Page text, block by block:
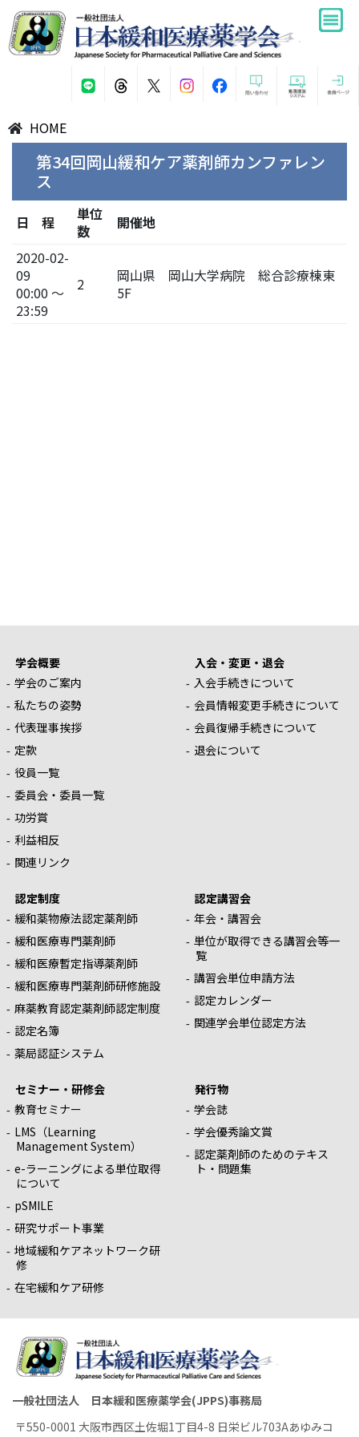
HOME
第34回岡山緩和ケア薬剤師カンファレン
ス
日 程
単位
数
開催地
2020-02-
09
00:00 ～
23:59
2
岡山県 岡山大学病院 総合診療棟東
5F
学会概要
学会のご案内
私たちの姿勢
代表理事挨拶
定款
役員一覧
委員会・委員一覧
功労賞
利益相反
関連リンク
入会・変更・退会
入会手続きについて
会員情報変更手続きについて
会員復帰手続きについて
退会について
認定制度
緩和薬物療法認定薬剤師
緩和医療専門薬剤師
緩和医療暫定指導薬剤師
緩和医療専門薬剤師研修施設
麻薬教育認定薬剤師認定制度
認定名簿
薬局認証システム
認定講習会
年会・講習会
単位が取得できる講習会等一
覧
講習会単位申請方法
認定カレンダー
関連学会単位認定方法
セミナー・研修会
教育セミナー
LMS（Learning
Management System）
e-ラーニングによる単位取得
について
pSMILE
研究サポート事業
地域緩和ケアネットワーク研
修
在宅緩和ケア研修
発行物
学会誌
学会優秀論文賞
認定薬剤師のためのテキス
ト・問題集
一般社団法人 日本緩和医療薬学会(JPPS)事務局
〒550-0001 大阪市西区土佐堀1丁目4-8 日栄ビル703Aあゆみコ